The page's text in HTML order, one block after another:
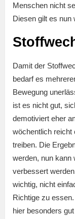
Menschen nicht
Diesen gilt es nun
Damit der
bedarf es
Bewegung
ist es nicht gut,
demotiviert eher
wöchentlich reicht
treiben. Die
werden, nun kann
verbessert
wichtig, nicht
Richtige zu
hier besonders